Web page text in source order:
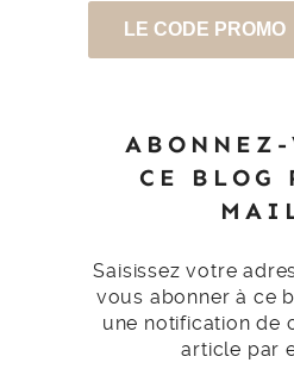
LE CODE PROMO
CE BLOG
Saisissez votre
vous abonner à ce
une notification de
article par